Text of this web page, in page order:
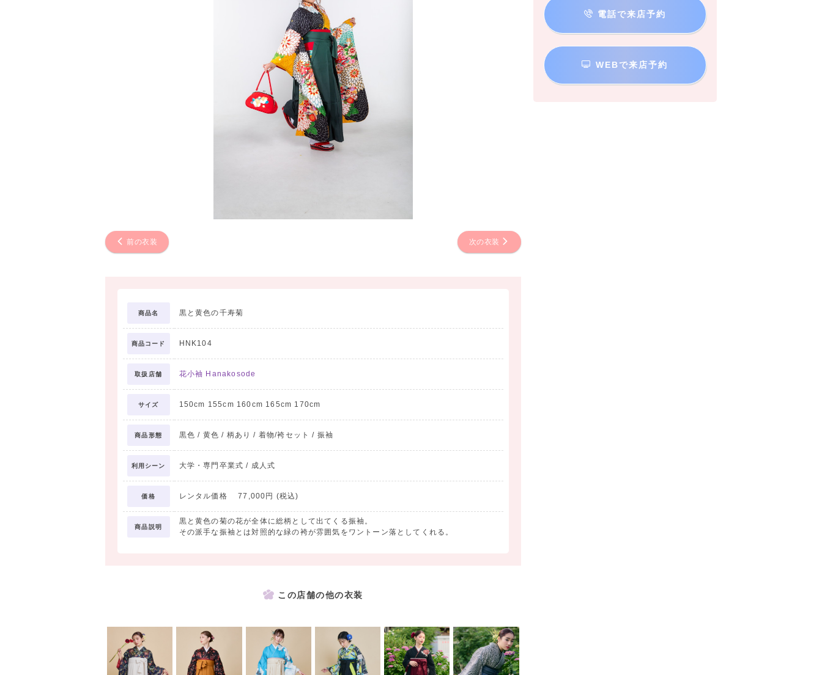
前の衣装 次の衣装
商品名 黒と黄色の千寿菊
商品コード HNK104
取扱店舗 花小袖 Hanakosode
サイズ 150cm 155cm 160cm 165cm 170cm
商品形態 黒色 / 黄色 / 柄あり / 着物/袴セット / 振袖
利用シーン 大学・専門卒業式 / 成人式
価格 レンタル価格 77,000円 (税込)
商品説明
黒と黄色の菊の花が全体に総柄として出てくる振袖。
その派手な振袖とは対照的な緑の袴が雰囲気をワントーン落としてくれる。
この店舗の他の衣装
電話で来店予約
WEBで来店予約